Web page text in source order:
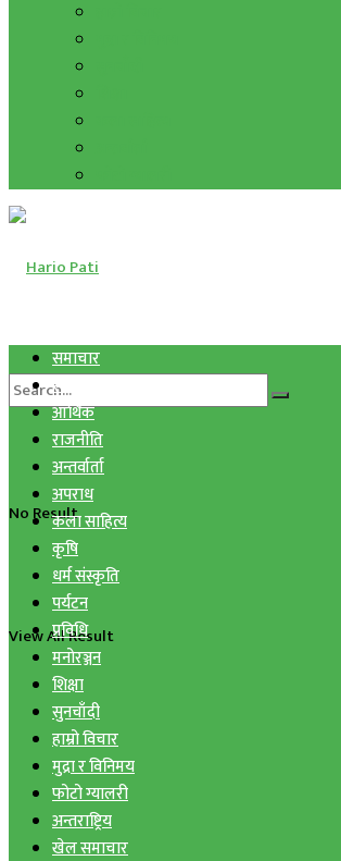
No Result
View All Result
समाचार
स्वास्थ्य
आर्थिक
राजनीति
अन्तर्वार्ता
अपराध
कला साहित्य
कृषि
धर्म संस्कृति
पर्यटन
प्रविधि
मनोरञ्जन
शिक्षा
सुनचाँदी
हाम्रो विचार
मुद्रा र विनिमय
फोटो ग्यालरी
अन्तराष्ट्रिय
खेल समाचार